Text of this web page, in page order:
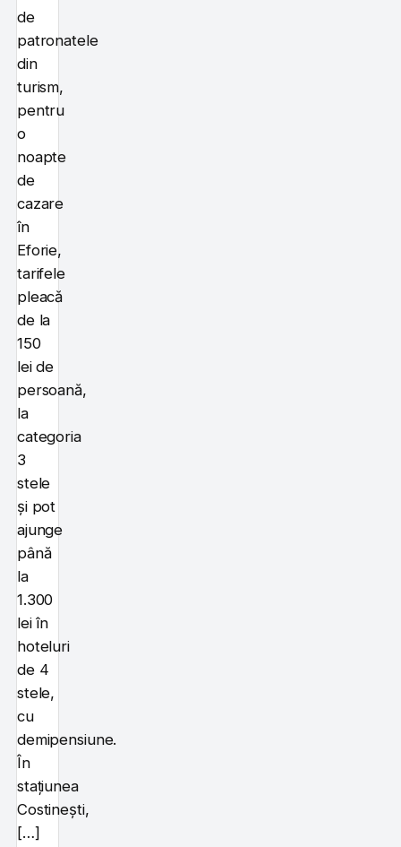
de
patronatele
din
turism,
pentru
o
noapte
de
cazare
în
Eforie,
tarifele
pleacă
de la
150
lei de
persoană,
la
categoria
3
stele
și pot
ajunge
până
la
1.300
lei în
hoteluri
de 4
stele,
cu
demipensiune.
În
stațiunea
Costinești,
[…]